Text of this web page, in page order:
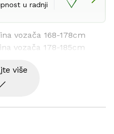
u radnji
vozača 168-178cm
vozača 178-185cm
više